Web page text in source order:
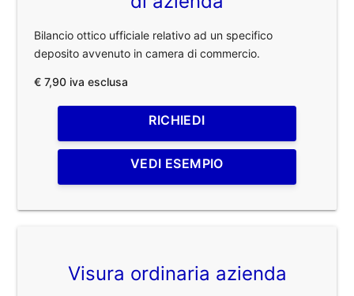
Bilancio ottico ufficiale relativo ad un specifico
deposito avvenuto in camera di commercio.
€ 7,90 iva esclusa
RICHIEDI
VEDI ESEMPIO
Visura ordinaria azienda